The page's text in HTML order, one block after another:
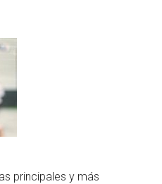
principales y más